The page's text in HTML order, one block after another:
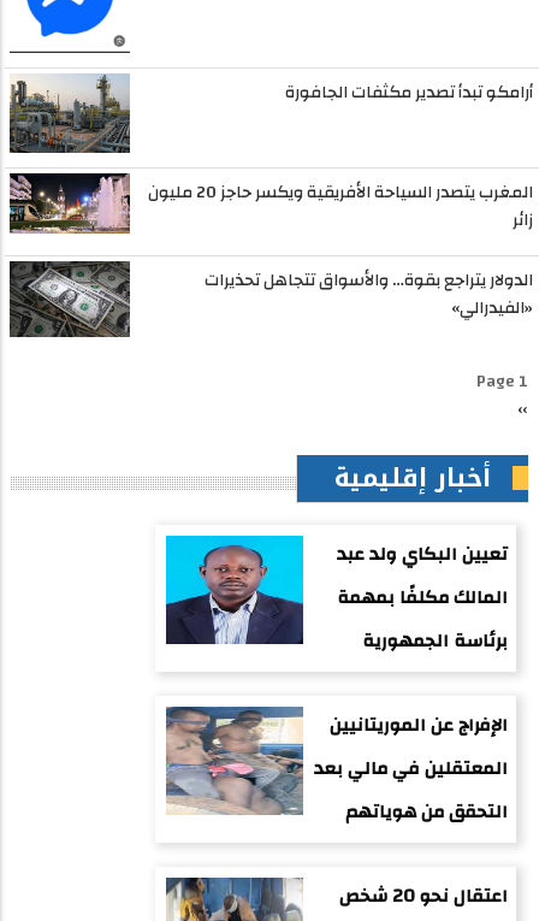
أرامكو تبدأ تصدير مكثفات الجافورة
المغرب يتصدر السياحة الأفريقية ويكسر حاجز 20 مليون
زائر
الدولار يتراجع بقوة… والأسواق تتجاهل تحذيرات
«الفيدرالي»
Pagination
Page 1
الصفحة
››
أخبار إقليمية
تعيين البكاي ولد عبد
المالك مكلفًا بمهمة
برئاسة الجمهورية
الإفراج عن الموريتانيين
المعتقلين في مالي بعد
التحقق من هوياتهم
اعتقال نحو 20 شخص